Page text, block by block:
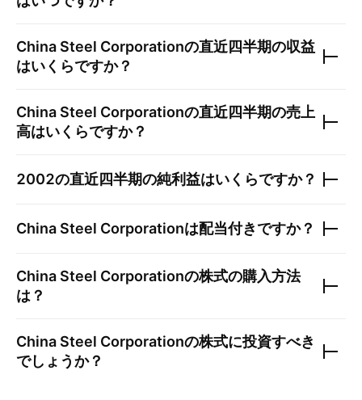
China Steel Corporationの直近四半期の収益
はいくらですか？
China Steel Corporationの直近四半期の売上
高はいくらですか？
2002の直近四半期の純利益はいくらですか？
China Steel Corporationは配当付きですか？
China Steel Corporationの株式の購入方法
は？
China Steel Corporationの株式に投資すべき
でしょうか？